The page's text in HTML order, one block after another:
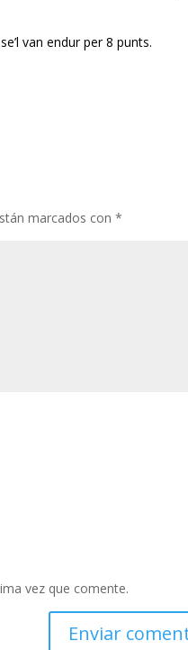
van endur per 8 punts.
marcados con*
vez que comente.